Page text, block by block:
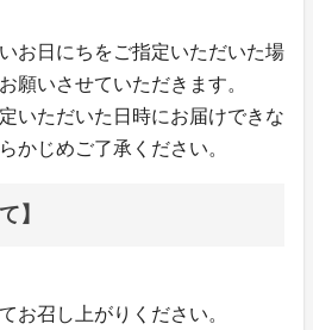
お日にちをご指定いただいた場
願いさせていただきます。
いただいた日時にお届けできな
かじめご了承ください。
】
お召し上がりください。